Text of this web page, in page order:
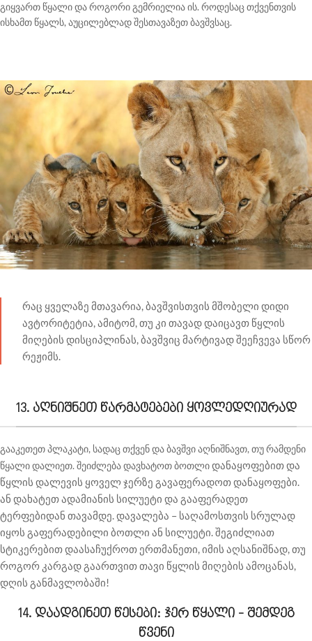
გიყვართ წყალი და როგორი გემრიელია ის. როდესაც თქვენთვის
ისხამთ წყალს, აუცილებლად შესთავაზეთ ბავშვსაც.
რაც ყველაზე მთავარია, ბავშვისთვის მშობელი დიდი
ავტორიტეტია, ამიტომ, თუ კი თავად დაიცავთ წყლის
მიღების დისციპლინას, ბავშვიც მარტივად შეეჩვევა სწორ
რეჟიმს.
13. აღნიშნეთ წარმატებები ყოვლედღიურად
გააკეთეთ პლაკატი, სადაც თქვენ და ბავშვი აღნიშნავთ, თუ რამდენი
წყალი დალიეთ. შეიძლება დავხატოთ ბოთლიდანაყოფებით და
წყლის დალევის ყოველჯერზე გავაფერადოთ დანაყოფები.
ან დახატეთ ადამიანის სილუეტი და გააფერადეთ
ტერფებიდან თავამდე. დავალება – საღამოსთვის სრულად
იყოს გაფერადებილი ბოთლი ან სილუეტი. შეგიძლიათ
სტიკერებითდაასაჩუქროთ ერთმანეთი, იმის აღსანიშნად, თუ
როგორ კარგად გაართვითთავი წყლის მიღების ამოცანას,
დღის განმავლობაში!
14. დაადგინეთ წესები: ჯერ წყალი - შემდეგ
წვენი